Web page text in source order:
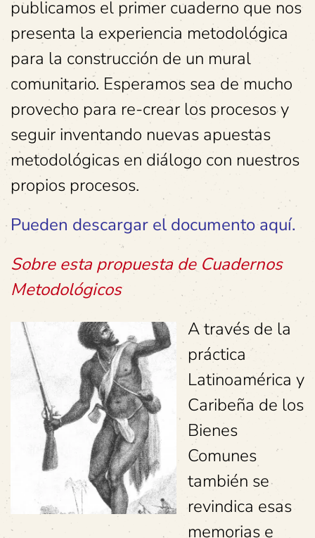
publicamos el primer cuaderno que nos
presenta la experiencia metodológica
para la construcción de un mural
comunitario. Esperamos sea de mucho
provecho para re-crear los procesos y
seguir inventando nuevas apuestas
metodológicas en diálogo con nuestros
propios procesos.
Pueden descargar el documento aquí.
Sobre esta propuesta de Cuadernos
Metodológicos
A través de la
práctica
Latinoamérica y
Caribeña de los
Bienes
Comunes
también se
revindica esas
memorias e